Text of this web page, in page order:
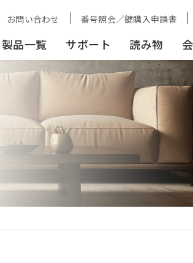
お問い合わせ 番号照会／鍵購入申請書
製品一覧 サポート 読み物